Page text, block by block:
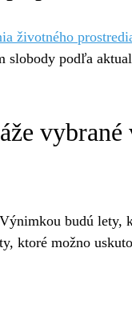
životného
slobody podľa
budú lety,
ktoré možno